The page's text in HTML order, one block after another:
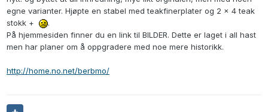
egne varianter. Hjøpte en stabel med teakfinerplater og 2 x 4 teak
stokk +
.
På hjemmesiden finner du en link til BILDER. Dette er laget i all hast
men har planer om å oppgradere med noe mere historikk.
http://home.no.net/berbmo/